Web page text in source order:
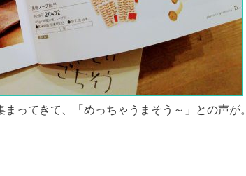
ってきて、「めっちゃうまそう～」との声が。